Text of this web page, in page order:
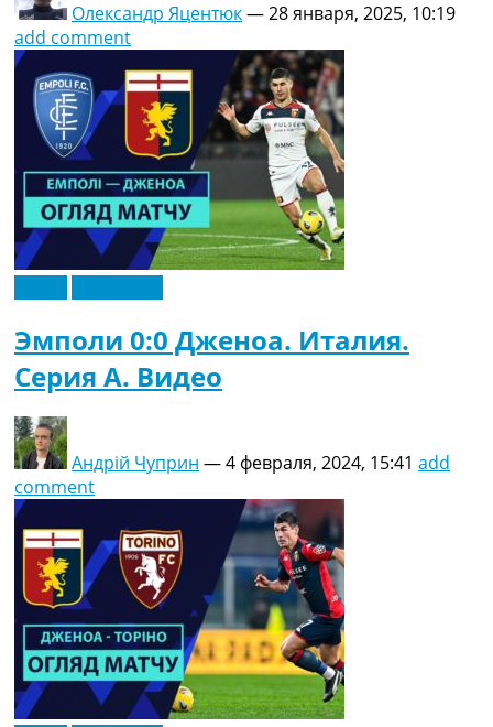
Олександр Яцентюк—28 января, 2025, 10:19
add comment
Эмполи 0:0 Дженоа. Италия.
Серия A. Видео
Андрій Чуприн —4 февраля, 2024, 15:41 add
comment